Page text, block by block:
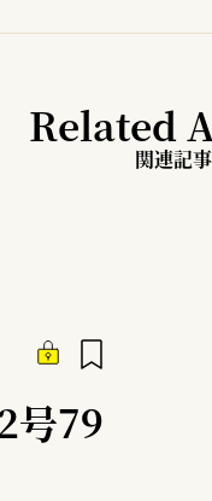
Related
関連記事
号79